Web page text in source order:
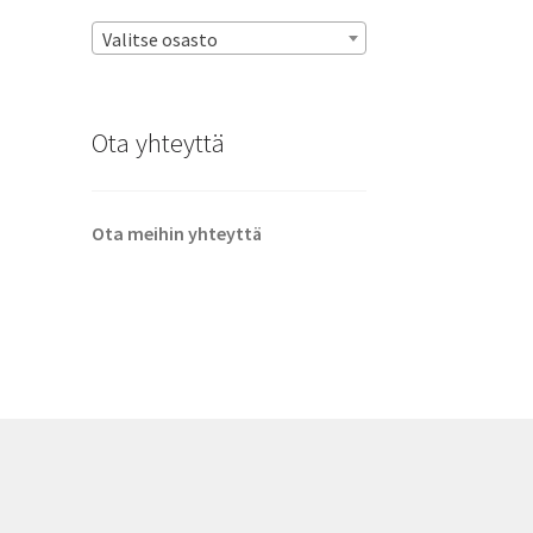
Valitse osasto
Ota yhteyttä
Ota meihin yhteyttä